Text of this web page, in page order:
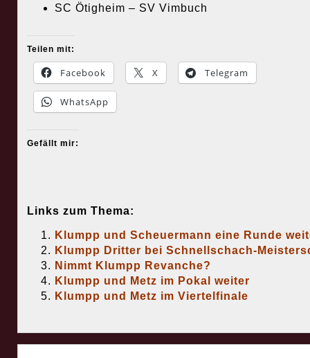
SC Ötigheim – SV Vimbuch
Teilen mit:
Facebook X Telegram
WhatsApp
Gefällt mir:
Links zum Thema:
Klumpp und Scheuermann eine Runde
Klumpp Dritter bei Schnellschach-
Nimmt Klumpp Revanche?
Klumpp und Metz im Pokal weiter
Klumpp und Metz im Viertelfinale